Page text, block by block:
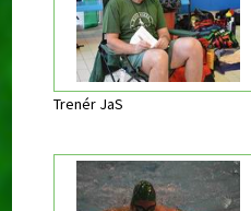
Trenér JaS